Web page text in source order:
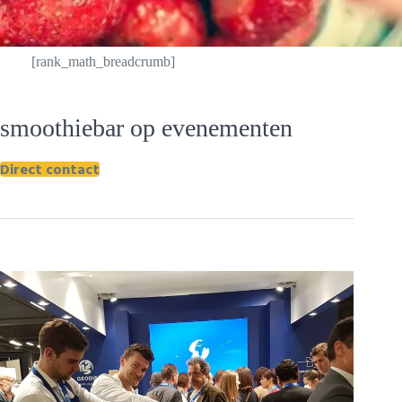
[rank_math_breadcrumb]
smoothiebar op evenementen
Direct contact